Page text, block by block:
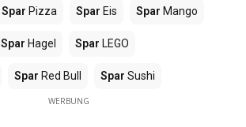
Spar Pizza Spar Eis Spar Mango
Spar Hagel Spar LEGO
Spar Red Bull Spar Sushi
WERBUNG